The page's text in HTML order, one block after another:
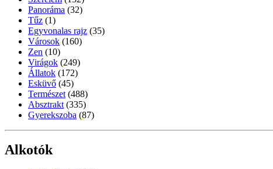
Panoráma (32)
Tűz (1)
Egyvonalas rajz (35)
Városok (160)
Zen (10)
Virágok (249)
Állatok (172)
Esküvő (45)
Természet (488)
Absztrakt (335)
Gyerekszoba (87)
Alkotók